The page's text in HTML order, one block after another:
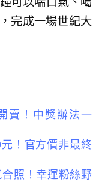
完成一場世紀大
賣！中獎辦法一
！官方價非最終
照！幸運粉絲野